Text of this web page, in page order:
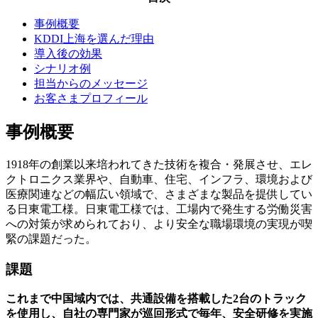
事例概要
KDDI上海を選んだ理由
導入後の効果
シナリオ例
担当からのメッセージ
お客さまプロフィール
事例概要
1918年の創業以来培われてきた技術を複合・発展させ、エレ
クトロニクス業界や、自動車、住宅、インフラ、環境および
医療関連などの幅広い領域で、さまざまな製品を提供してい
る日東電工様。日東電工様では、工場内で発生する労働災害
への対策が求められており、より安全な職場環境の実現が喫
緊の課題だった。
課題
これまで中国域内では、共通設備を搭載した2台のトラック
を使用し、自社の専門家が巡回形式で毎年、安全研修を実施